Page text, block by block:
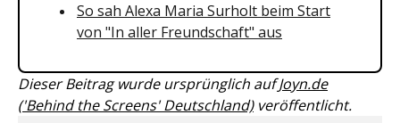
So sah Alexa Maria Surholt beim Start
von "In aller Freundschaft" aus
Dieser Beitrag wurde ursprünglich aufJoyn.de
('Behind the Screens' Deutschland)veröffentlicht.